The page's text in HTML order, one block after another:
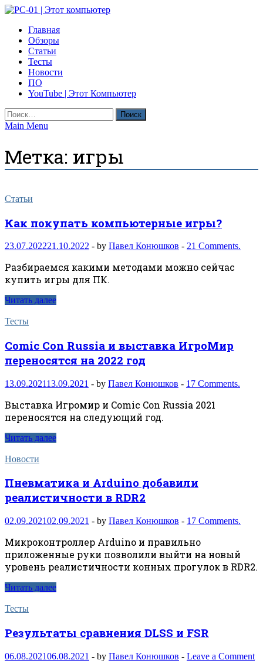
Skip
content
PC-01 | Этот компьютер
Компьютерные новости
Главная
Обзоры
Статьи
Тесты
Новости
ПО
YouTube | Этот Компьютер
Найти:
Main Menu
Метка: игры
Статьи
Как покупать компьютерные игры?
23.07.202221.10.2022 - by Павел Конюшков - 21 Comments.
Разбираемся какими методами можно сейчас
купить игры для ПК.
Читать далее
Тесты
Comic Con Russia и выставка ИгроМир
переносятся на 2022 год
13.09.202113.09.2021 - by Павел Конюшков - 17 Comments.
Выставка Игромир и Comic Con Russia 2021
переносятся на следующий год.
Читать далее
Новости
Пневматика и Arduino добавили
реалистичности в RDR2
02.09.202102.09.2021 - by Павел Конюшков - 17 Comments.
Микроконтроллер Arduino и правильно
приложенные руки позволили выйти на новый
уровень реалистичности конных прогулок в RDR2.
Читать далее
Тесты
Результаты сравнения DLSS и FSR
06.08.202106.08.2021 - by Павел Конюшков - Leave a Comment